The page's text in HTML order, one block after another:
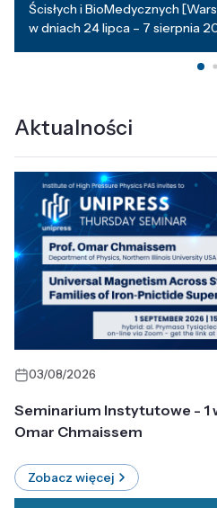
Ścisłych i BioMedycznych
w dniach 24 lipca – 7 sierpnia
Aktualności
03/08/2026
Seminarium Instytutowe - 1
Omar Chmaissem
Zobacz więcej